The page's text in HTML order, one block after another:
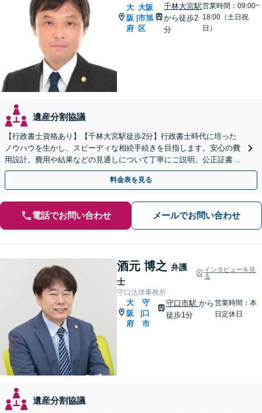
大
阪
府
|
大阪
市旭
区
千林大宮駅
から徒歩2
分
営業時間：09:00~
18:00（土日祝
日）
遺産分割協議
【行政書士資格あり】【千林大宮駅徒歩2分】行政書士時代に培った
ノウハウを生かし、スピーディな相続手続きを目指します。安心の費
用設計。費用や結果などの見通しについて丁寧にご説明。公正証書遺
言や遺言執行人にも対応。【初回相談無料】【当日相談可】
料金表を見る
電話でお問い合わせ メールでお問い合わせ
酒元 博之 弁護
士
インタビューを見
る
守口法律事務所
大
阪
府
守
口
市
守口市駅 から
徒歩1分
営業時間：本
日定休日
遺産分割協議